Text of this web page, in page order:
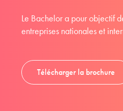
Le Bachelor a pour objectif
entreprises nationales et
Télécharger la brochure